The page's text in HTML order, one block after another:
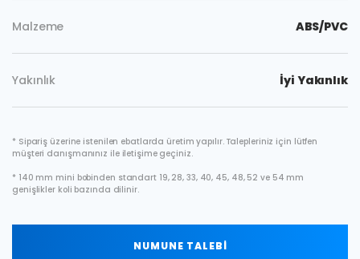
Malzeme ABS/PVC
Yakınlık İyi Yakınlık
* Sipariş üzerine istenilen ebatlarda üretim yapılır. Talepleriniz için lütfen
müşteri danışmanınız ile iletişime geçiniz.
* 140 mm mini bobinden standart 19, 28, 33, 40, 45, 48, 52 ve 54 mm
genişlikler koli bazında dilinir.
NUMUNE TALEBİ